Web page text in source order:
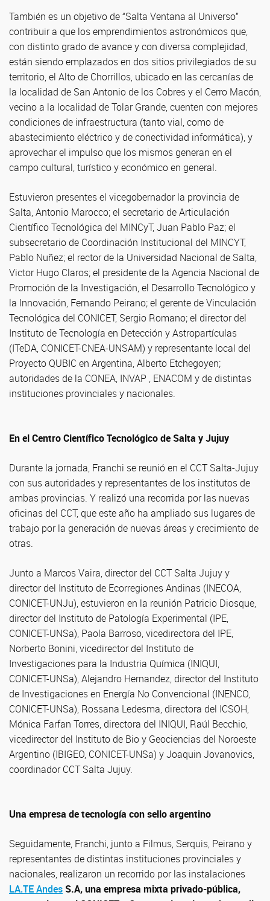
También es un objetivo de “Salta Ventana al Universo”
contribuir a que los emprendimientos astronómicos que,
con distinto grado de avance y con diversa complejidad,
están siendo emplazados en dos sitios privilegiados de su
territorio, el Alto de Chorrillos, ubicado en las cercanías de
la localidad de San Antonio de los Cobres y el Cerro Macón,
vecino a la localidad de Tolar Grande, cuenten con mejores
condiciones de infraestructura (tanto vial, como de
abastecimiento eléctrico y de conectividad informática), y
aprovechar el impulso que los mismos generan en el
campo cultural, turístico y económico en general.
Estuvieron presentes el vicegobernador la provincia de
Salta, Antonio Marocco; el secretario de Articulación
Científico Tecnológica del MINCyT, Juan Pablo Paz; el
subsecretario de Coordinación Institucional del MINCYT,
Pablo Nuñez; el rector de la Universidad Nacional de Salta,
Victor Hugo Claros; el presidente de la Agencia Nacional de
Promoción de la Investigación, el Desarrollo Tecnológico y
la Innovación, Fernando Peirano; el gerente de Vinculación
Tecnológica del CONICET, Sergio Romano; el director del
Instituto de Tecnología en Detección y Astropartículas
(ITeDA, CONICET-CNEA-UNSAM) y representante local del
Proyecto QUBIC en Argentina, Alberto Etchegoyen;
autoridades de la CONEA, INVAP , ENACOM y de distintas
instituciones provinciales y nacionales.
En el Centro Científico Tecnológico de Salta y Jujuy
Durante la jornada, Franchi se reunió en el CCT Salta-Jujuy
con sus autoridades y representantes de los institutos de
ambas provincias. Y realizó una recorrida por las nuevas
oficinas del CCT, que este año ha ampliado sus lugares de
trabajo por la generación de nuevas áreas y crecimiento de
otras.
Junto a Marcos Vaira, director del CCT Salta Jujuy y
director del Instituto de Ecorregiones Andinas (INECOA,
CONICET-UNJu), estuvieron en la reunión Patricio Diosque,
director del Instituto de Patología Experimental (IPE,
CONICET-UNSa), Paola Barroso, vicedirectora del IPE,
Norberto Bonini, vicedirector del Instituto de
Investigaciones para la Industria Química (INIQUI,
CONICET-UNSa), Alejandro Hernandez, director del Instituto
de Investigaciones en Energía No Convencional (INENCO,
CONICET-UNSa), Rossana Ledesma, directora del ICSOH,
Mónica Farfan Torres, directora del INIQUI, Raúl Becchio,
vicedirector del Instituto de Bio y Geociencias del Noroeste
Argentino (IBIGEO, CONICET-UNSa) y Joaquin Jovanovics,
coordinador CCT Salta Jujuy.
Una empresa de tecnología con sello argentino
Seguidamente, Franchi, junto a Filmus, Serquis, Peirano y
representantes de distintas instituciones provinciales y
nacionales, realizaron un recorrido por las instalaciones
LA.TE Andes S.A, una empresa mixta privado-pública,